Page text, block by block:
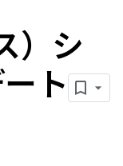
）シ
ト